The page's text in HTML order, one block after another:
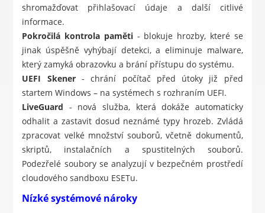
shromažďovat přihlašovací údaje a další citlivé
informace.
Pokročilá kontrola paměti- blokuje hrozby, které se
jinak úspěšně vyhýbají detekci, a eliminuje malware,
který zamyká obrazovku a brání přístupu do systému.
UEFI Skener- chrání počítač před útoky již před
startem Windows – na systémech s rozhraním UEFI.
LiveGuard - nová služba, která dokáže automaticky
odhalit a zastavit dosud neznámé typy hrozeb. Zvládá
zpracovat velké množství souborů, včetně dokumentů,
skriptů, instalačních a spustitelných souborů.
Podezřelé soubory se analyzují v bezpečném prostředí
cloudového sandboxu ESETu.
Nízké systémové nároky